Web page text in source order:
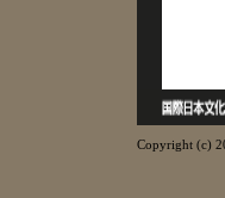
Copyright (c)